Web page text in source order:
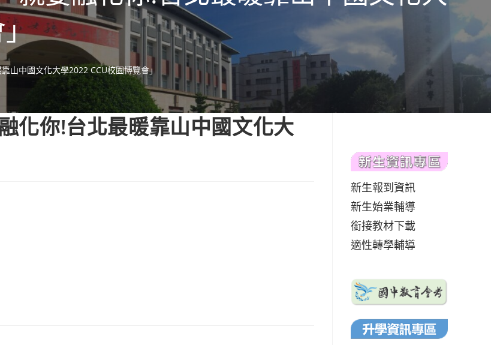
山中國文化大學2022 CCU校園博覽會」
化你!台北最暖靠山中國文化大
新生報到資訊
新生始業輔導
銜接教材下載
適性轉學輔導